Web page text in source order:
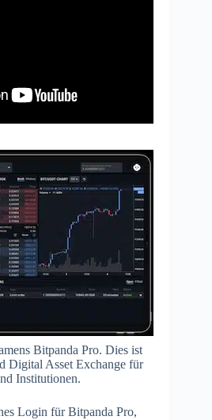
Bitpanda Pro. Dies ist
Digital Asset Exchange für
Institutionen.
Login für Bitpanda Pro,